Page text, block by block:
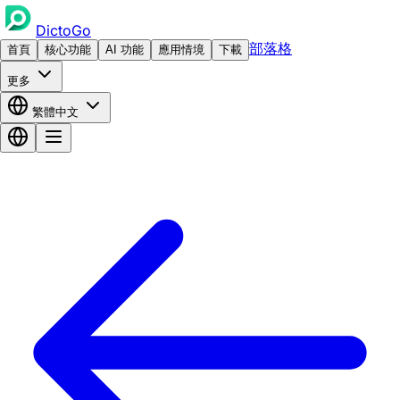
DictoGo
首頁 核心功能 AI 功能 應用情境 下載 部落格
更多
繁體中文